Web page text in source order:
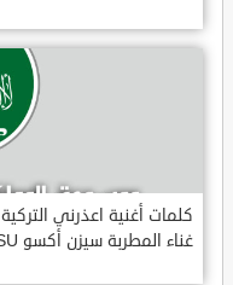
غناء المطربة سيزن أكسو SEZEN AKSU